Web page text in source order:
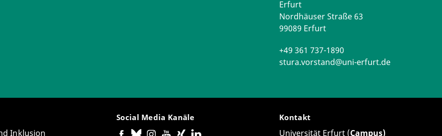
Erfurt
Nordhäuser Straße 63
99089 Erfurt
+49 361 737-1890
stura.vorstand@uni-erfurt.de
Inklusion
Social Media Kanäle Kontakt
Universität Erfurt (Campus)